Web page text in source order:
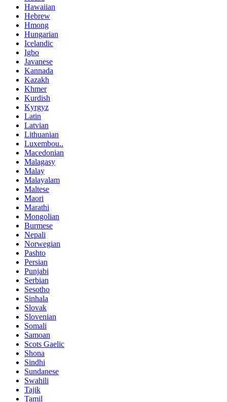
Hawaiian
Hebrew
Hmong
Hungarian
Icelandic
Igbo
Javanese
Kannada
Kazakh
Khmer
Kurdish
Kyrgyz
Latin
Latvian
Lithuanian
Luxembou..
Macedonian
Malagasy
Malay
Malayalam
Maltese
Maori
Marathi
Mongolian
Burmese
Nepali
Norwegian
Pashto
Persian
Punjabi
Serbian
Sesotho
Sinhala
Slovak
Slovenian
Somali
Samoan
Scots Gaelic
Shona
Sindhi
Sundanese
Swahili
Tajik
Tamil